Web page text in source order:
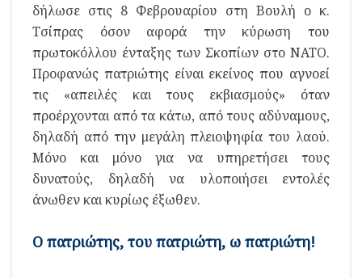
δήλωσε στις 8 Φεβρουαρίου στη Βουλή ο κ.
Τσίπρας όσον αφορά την κύρωση του
πρωτοκόλλου ένταξης των Σκοπίων στο ΝΑΤΟ.
Προφανώς πατριώτης είναι εκείνος που αγνοεί
τις «απειλές και τους εκβιασμούς» όταν
προέρχονται από τα κάτω, από τους αδύναμους,
δηλαδή από την μεγάλη πλειοψηφία του λαού.
Μόνο και μόνο για να υπηρετήσει τους
δυνατούς, δηλαδή να υλοποιήσει εντολές
άνωθεν και κυρίως έξωθεν.
Ο πατριώτης, του πατριώτη, ω πατριώτη!